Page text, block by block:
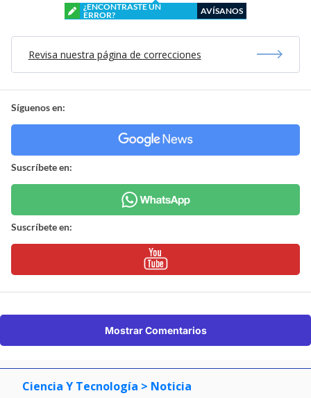
¿ENCONTRASTE UN
ERROR?
AVÍSANOS
Revisa nuestra página de correcciones
Síguenos en:
Suscríbete en:
Suscríbete en:
Mostrar Comentarios
Ciencia Y Tecnología > Noticia